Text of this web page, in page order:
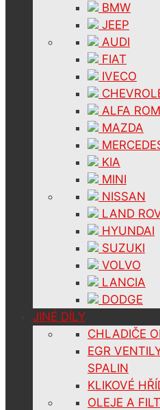
BMW
JEEP
AUDI
FIAT
IVECO
ALFA
MAZDA
KIA
MINI
NISSAN
LAND
HYUNDAI
SUZUKI
VOLVO
LANCIA
DODGE
JINÉ DÍLY
CHLADIČE
EGR
SPALIN
KLIKOVÉ
OLEJE A